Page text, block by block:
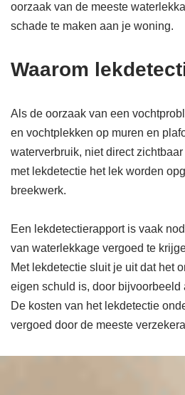
oorzaak van de meeste
schade te maken aan je woning.
Waarom
Als de oorzaak van een
en vochtplekken op muren en
waterverbruik, niet direct zichtbaar
met lekdetectie het lek worden
breekwerk.
Een lekdetectierapport is vaak
van waterlekkage vergoed te
Met lekdetectie sluit je uit dat het
eigen schuld is, door bijvoorbeeld
De kosten van het lekdetectie
vergoed door de meeste